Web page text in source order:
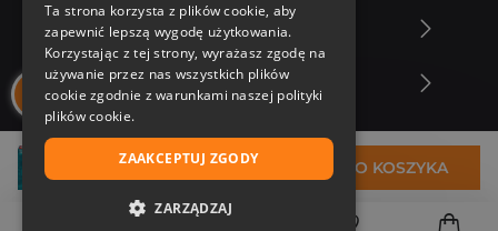
51,99 zł DO KOSZYKA
Nasza oferta
Nasi autorzy
Ta strona korzysta z plików cookie, aby
zapewnić lepszą wygodę użytkowania.
Korzystając z tej strony, wyrażasz zgodę na
używanie przez nas wszystkich plików
cookie zgodnie z warunkami naszej polityki
plików cookie.
ZAAKCEPTUJ ZGODY
ZARZĄDZAJ